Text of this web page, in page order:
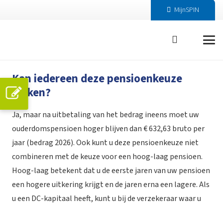
MijnSPIN
Kan iedereen deze pensioenkeuze
maken?
Ja, maar na uitbetaling van het bedrag ineens moet uw
ouderdomspensioen hoger blijven dan € 632,63 bruto per
jaar (bedrag 2026). Ook kunt u deze pensioenkeuze niet
combineren met de keuze voor een hoog-laag pensioen.
Hoog-laag betekent dat u de eerste jaren van uw pensioen
een hogere uitkering krijgt en de jaren erna een lagere. Als
u een DC-kapitaal heeft, kunt u bij de verzekeraar waar u